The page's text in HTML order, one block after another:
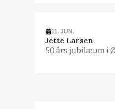
11. JUN.
Jette Larsen
50 års jubilæum i